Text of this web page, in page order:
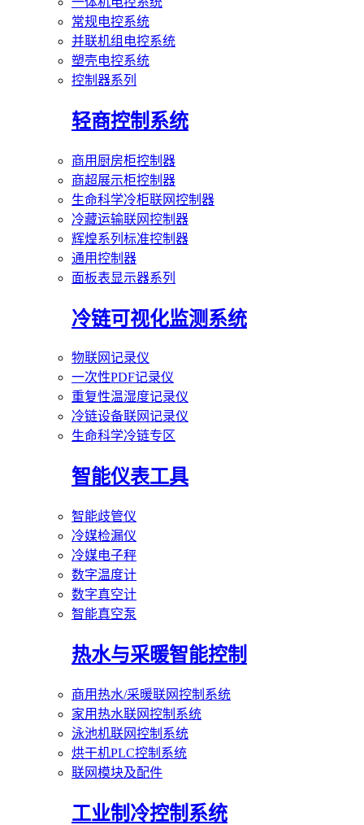
常规电控系统
并联机组电控系统
塑壳电控系统
控制器系列
轻商控制系统
商用厨房柜控制器
商超展示柜控制器
生命科学冷柜联网控制器
冷藏运输联网控制器
辉煌系列标准控制器
通用控制器
面板表显示器系列
冷链可视化监测系统
物联网记录仪
一次性PDF记录仪
重复性温湿度记录仪
冷链设备联网记录仪
生命科学冷链专区
智能仪表工具
智能歧管仪
冷媒检漏仪
冷媒电子秤
数字温度计
数字真空计
智能真空泵
热水与采暖智能控制
商用热水/采暖联网控制系统
家用热水联网控制系统
泳池机联网控制系统
烘干机PLC控制系统
联网模块及配件
工业制冷控制系统